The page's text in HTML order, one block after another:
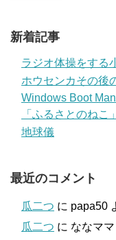
新着記事
ラジオ体操をする
ホウセンカその後
Windows Boot
「ふるさとのねこ」
地球儀
最近のコメント
瓜二つ に papa50
瓜二つ に ななママ